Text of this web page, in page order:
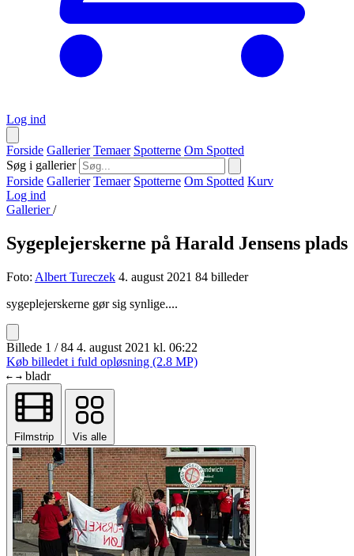
Log ind
Forside Gallerier Temaer Spotterne Om Spotted
Søg i gallerier
Forside Gallerier Temaer Spotterne Om Spotted Kurv
Log ind
Gallerier/
Sygeplejerskerne på Harald Jensens plads
Foto: Albert Tureczek 4. august 2021 84 billeder
sygeplejerskerne gør sig synlige....
Billede 1 / 84 4. august 2021 kl. 06:22
Køb billedet i fuld opløsning (2.8 MP)
← → bladr
Filmstrip Vis alle